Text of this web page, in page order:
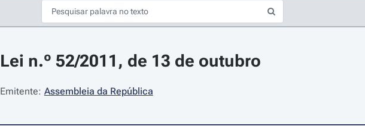
Lei n.º 52/2011, de 13 de outubro
Emitente: Assembleia da República